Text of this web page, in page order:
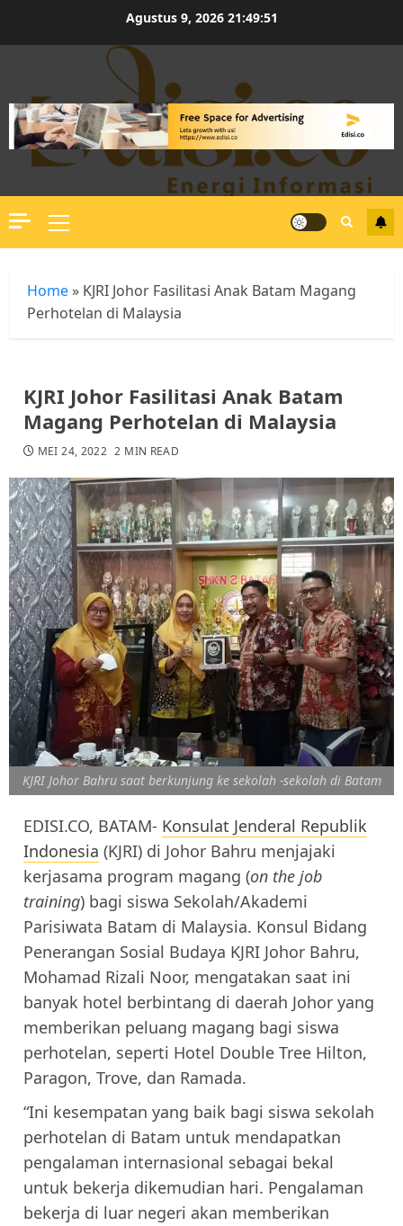
Agustus 9, 2026 21:49:51
Primary
Menu
Home » KJRI Johor Fasilitasi Anak Batam Magang
Perhotelan di Malaysia
KJRI Johor Fasilitasi Anak Batam
Magang Perhotelan di Malaysia
MEI 24, 2022 2 MIN READ
KJRI Johor Bahru saat berkunjung ke sekolah -sekolah di Batam
EDISI.CO, BATAM- Konsulat Jenderal Republik
Indonesia (KJRI) di Johor Bahru menjajaki
kerjasama program magang (on the job
training) bagi siswa Sekolah/Akademi
Parisiwata Batam di Malaysia. Konsul Bidang
Penerangan Sosial Budaya KJRI Johor Bahru,
Mohamad Rizali Noor, mengatakan saat ini
banyak hotel berbintang di daerah Johor yang
memberikan peluang magang bagi siswa
perhotelan, seperti Hotel Double Tree Hilton,
Paragon, Trove, dan Ramada.
“Ini kesempatan yang baik bagi siswa sekolah
perhotelan di Batam untuk mendapatkan
pengalaman internasional sebagai bekal
untuk bekerja dikemudian hari. Pengalaman
bekerja di luar negeri akan memberikan